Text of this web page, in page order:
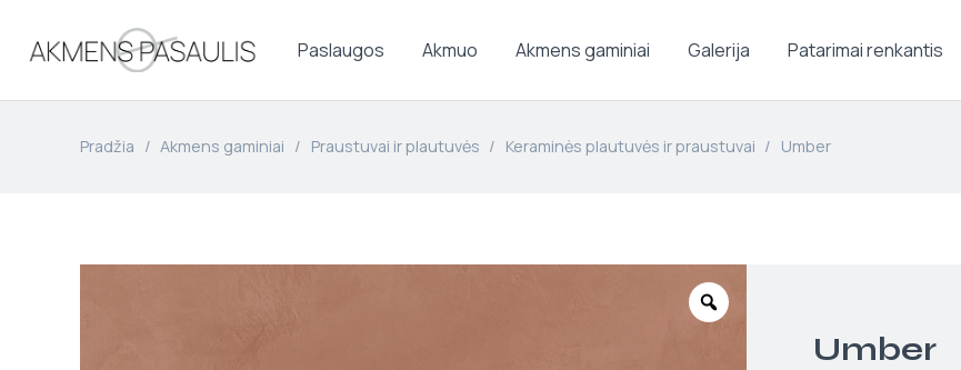
Paslaugos Akmuo Akmens gaminiai Galerija Patarimai renkantis
Pradžia / Akmens gaminiai / Praustuvai ir plautuvės / Keraminės plautuvės ir praustuvai / Umber
Umber